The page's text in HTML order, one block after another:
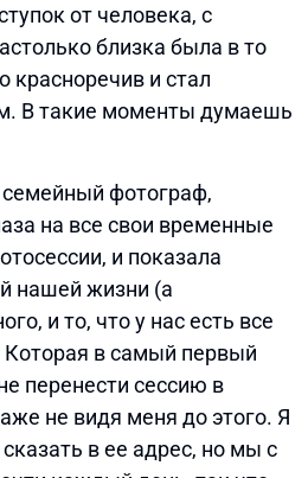
от человека, с
близка была в то
красноречив и стал
В такие моменты думаешь
фотограф,
на все свои временные
и показала
нашей жизни (а
и то, что у нас есть все
Которая в самый первый
перенести сессию в
не видя меня до этого. Я
в ее адрес, но мы с